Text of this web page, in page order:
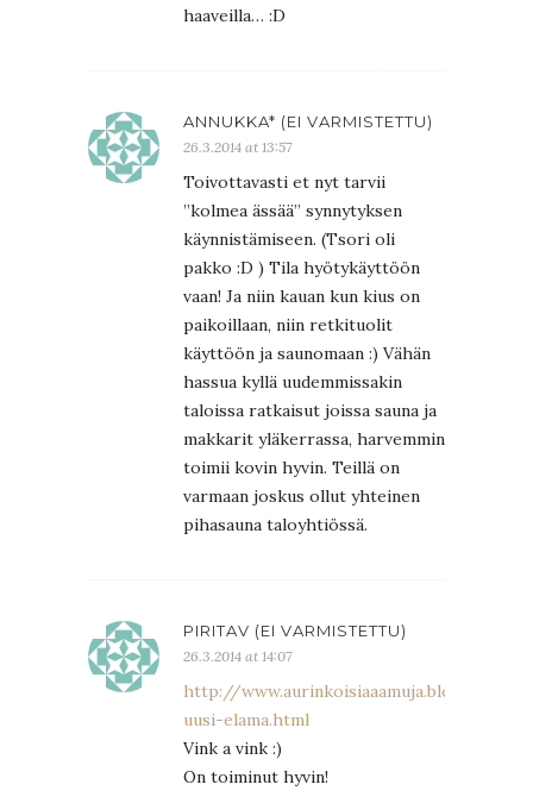
haaveilla… :D
ANNUKKA* (EI VARMISTETTU)
26.3.2014 at 13:57
Toivottavasti et nyt tarvii
”kolmea ässää” synnytyksen
käynnistämiseen. (Tsori oli
pakko :D ) Tila hyötykäyttöön
vaan! Ja niin kauan kun kius on
paikoillaan, niin retkituolit
käyttöön ja saunomaan :) Vähän
hassua kyllä uudemmissakin
taloissa ratkaisut joissa sauna ja
makkarit yläkerrassa, harvemmin
toimii kovin hyvin. Teillä on
varmaan joskus ollut yhteinen
pihasauna taloyhtiössä.
PIRITAV (EI VARMISTETTU)
26.3.2014 at 14:07
http://www.aurinkoisiaaamuja.blogspot.fi/
uusi-elama.html
Vink a vink :)
On toiminut hyvin!